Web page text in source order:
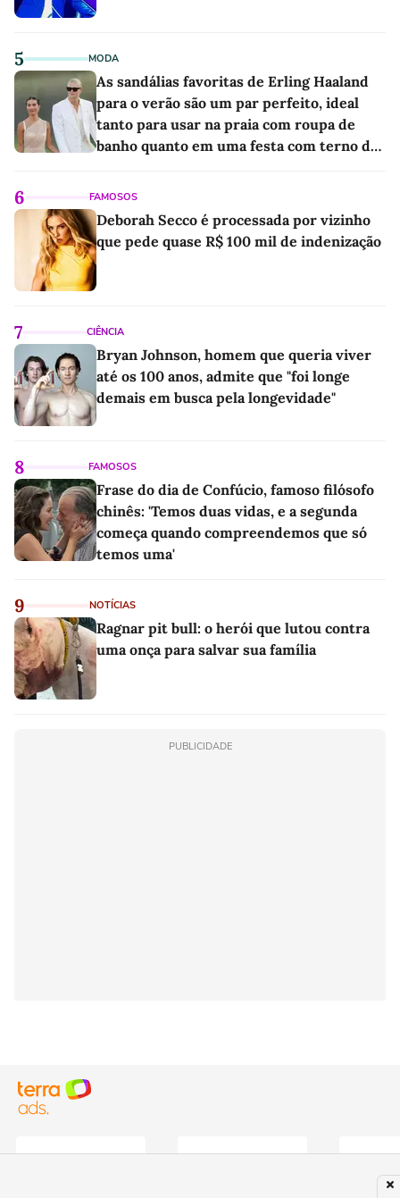
5 MODA
As sandálias favoritas de Erling Haaland
para o verão são um par perfeito, ideal
tanto para usar na praia com roupa de
banho quanto em uma festa com terno de
6 FAMOSOS
Deborah Secco é processada por vizinho
que pede quase R$ 100 mil de indenização
7 CIÊNCIA
Bryan Johnson, homem que queria viver
até os 100 anos, admite que "foi longe
demais em busca pela longevidade"
8 FAMOSOS
Frase do dia de Confúcio, famoso filósofo
chinês: 'Temos duas vidas, e a segunda
começa quando compreendemos que só
temos uma'
9 NOTÍCIAS
Ragnar pit bull: o herói que lutou contra
uma onça para salvar sua família
PUBLICIDADE